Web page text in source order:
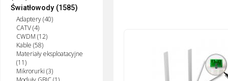
Światłowody (1585)
Adaptery (40)
CATV (4)
CWDM (12)
Kable (58)
Materiały eksploatacyjne
(11)
Mikrorurki (3)